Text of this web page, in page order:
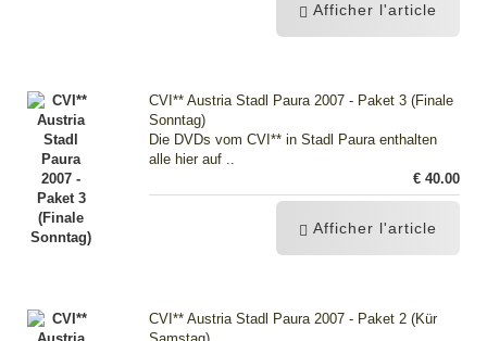
Afficher l'article
CVI** Austria Stadl Paura 2007 - Paket 3 (Finale
Sonntag)
Die DVDs vom CVI** in Stadl Paura enthalten
alle hier auf ..
€ 40.00
Afficher l'article
CVI** Austria Stadl Paura 2007 - Paket 2 (Kür